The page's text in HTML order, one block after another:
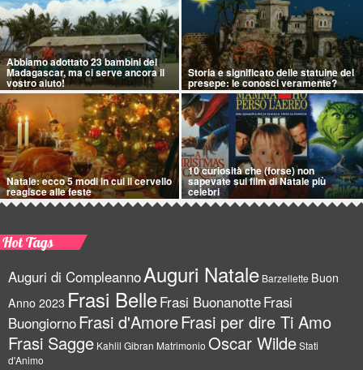
Abbiamo adottato 23 bambini del
Madagascar, ma ci serve ancora il
vostro aiuto!
Storia e significato delle statuine del
presepe: le conosci veramente?
Natale: ecco 5 modi in cui il cervello
reagisce alle feste
10 curiosità che (forse) non
sapevate sui film di Natale più
celebri
Hot Tags
Auguri di CompleannoAuguri Natale Barzellette Buon
Anno 2023 Frasi BelleFrasi BuonanotteFrasi
BuongiornoFrasi d'AmoreFrasi per dire Ti Amo
Frasi Sagge Kahlil Gibran Matrimonio Oscar WildeStati
d'Animo